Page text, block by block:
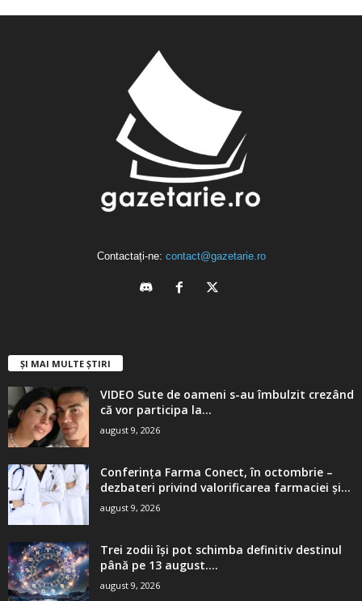
Contactați-ne: contact@gazetarie.ro
ȘI MAI MULTE ȘTIRI
VIDEO Sute de oameni s-au îmbulzit crezând
că vor participa la...
august 9, 2026
Conferinţa Farma Conect, în octombrie –
dezbateri privind valorificarea farmaciei şi...
august 9, 2026
Trei zodii își pot schimba definitiv destinul
până pe 13 august....
august 9, 2026